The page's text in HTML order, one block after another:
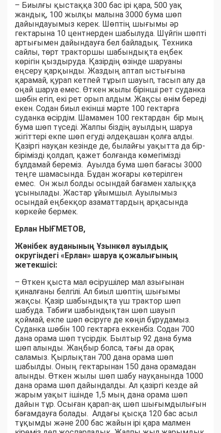
– Биылғы қыстаққа 300 бас ірі қара, 500 уақ
жандық, 100 жылқы малына 3000 бума шөп
дайындауымыз керек. Шөптің шығымы әр
гектарына 10 центнерден шабылуда. Шүйгін шөпті
артығымен дайындауға бел байладық. Техника
сайлы, төрт тракторшы шабындықта еңбек
көрігін қыздыруда. Қазірдің өзінде шаруаны
еңсеру қарқынды. Жаздың аптап ыстығына
қарамай, қурап кетпей тұрып шауып, тасып алу да
оңай шаруа емес. Өткен жылы бірінші рет суданка
шөбін егіп, екі рет орып алдым. Жақсы өнім береді
екен. Содан биыл екінші мәрте 100 гектарға
суданка өсірдім. Шамамен 100 гектардан бір мың
бума шөп түседі. Жалпы біздің ауылдың шаруа
жігіттері екпе шөп егуді әлдеқашан қолға алды.
Қазіргі науқан кезінде де, былайғы уақытта да бір-
бірімізді қолдап, қажет болғанда көмегімізді
бұлдамай береміз. Ауылда бума шөп бағасы 3000
теңге шамасында. Бұдан жоғары көтерілген
емес. Он жыл болды осындай бағамен халыққа
ұсынылады. Жастар ұйымшыл. Ауылымыз
осындай еңбекқор азаматтардың арқасында
көркейе бермек.
Ерлан НЫҒМЕТОВ,
Жәнібек ауданының Ұзынкөл ауылдық
округіндегі «Ерлан» шаруа қожалығының
жетекшісі:
– Өткен қыста мал өсірушілер мал азығынан
қиналғаны белгілі. Ал биыл шөптің шығымы
жақсы. Қазір шабындықта үш трактор шөп
шабуда. Табиғи шабындықтан шөп шауып
қоймай, екпе шөп өсіруге де көңіл бұрудамыз.
Суданка шөбін 100 гектарға еккенбіз. Содан 700
дана орама шөп түсірдік. Былтыр 92 дана бума
шөп алынды. Жаңбыр болса, тағы да орақ
саламыз. Қырлықтан 700 дана орама шөп
шабылды. Оның гектарынан 150 дана орамадан
алынды. Өткен жылы шөп шабу науқанында 1000
дана орама шөп дайындалды. Ал қазіргі кезде ай
жарым уақыт ішінде 1,5 мың дана орама шөп
дайын тұр. Осыған қарап-ақ шөп шығымдылығын
бағамдауға болады. Алдағы қысқа 120 бас асыл
тұқымды және 200 бас жайын ірі қара малмен